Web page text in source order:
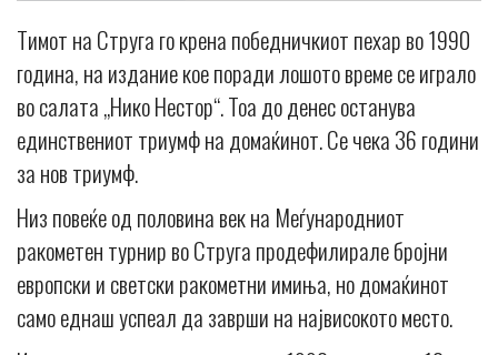
Тимот на Струга го крена победничкиот пехар во 1990
година, на издание кое поради лошото време се играло
во салата „Нико Нестор“. Тоа до денес останува
единствениот триумф на домаќинот. Се чека 36 години
за нов триумф.
Низ повеќе од половина век на Меѓународниот
ракометен турнир во Струга продефилирале бројни
европски и светски ракометни имиња, но домаќинот
само еднаш успеал да заврши на највисокото место.